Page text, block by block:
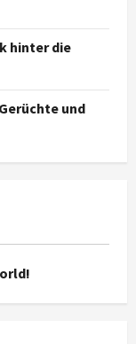
hinter die
und